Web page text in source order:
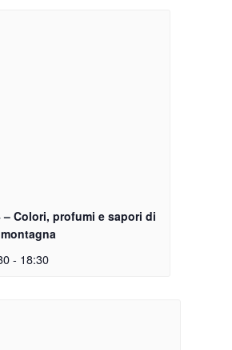
– Colori, profumi e sapori di
- 18:30